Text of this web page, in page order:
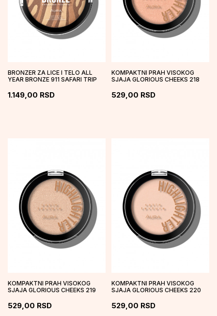
BRONZER ZA LICE I TELO ALL
YEAR BRONZE 911 SAFARI TRIP
1.149,00 RSD
KOMPAKTNI PRAH VISOKOG
SJAJA GLORIOUS CHEEKS 218
529,00 RSD
KOMPAKTNI PRAH VISOKOG
SJAJA GLORIOUS CHEEKS 219
529,00 RSD
KOMPAKTNI PRAH VISOKOG
SJAJA GLORIOUS CHEEKS 220
529,00 RSD